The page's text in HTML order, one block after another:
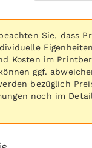
Sie, dass
Kosten im
ggf.
bezüglich
noch im